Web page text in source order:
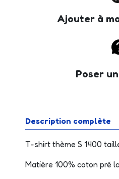
Ajouter à
Poser
Description complète
T-shirt thème S 1400
Matière 100% coton pré